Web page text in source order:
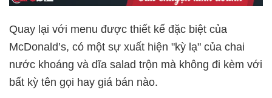
Quay lại với menu được thiết kế đặc biệt của
McDonald’s, có một sự xuất hiện "kỳ lạ" của chai
nước khoáng và dĩa salad trộn mà không đi kèm với
bất kỳ tên gọi hay giá bán nào.